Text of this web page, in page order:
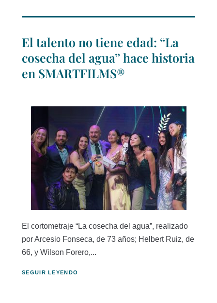
El talento no tiene edad: “La
cosecha del agua” hace historia
en SMARTFILMS®
El cortometraje “La cosecha del agua”, realizado
por Arcesio Fonseca, de 73 años; Helbert Ruiz, de
66, y Wilson Forero,...
SEGUIR LEYENDO